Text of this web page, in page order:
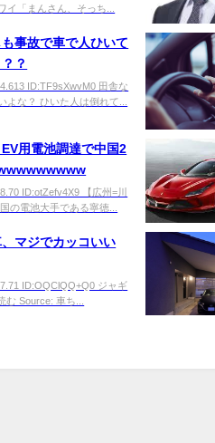
イ「まんさん、そっち...
事故で車で人ひいて
？
ID:TF9sXwvM0 田舎な
よな？ ひいた人は倒れて...
EV用電池調達で中国2
ID:otZefv4X9 【広州=川
の電池大手である寧徳...
、マジでカッコいい
ID:OQClQQ+Q0 ジャギ
む Source: 車ち...